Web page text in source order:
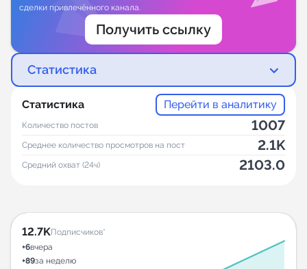
сделки привлечённого канала.
Получить ссылку
Статистика
Статистика Перейти в аналитику
Количество постов 1007
Среднее количество просмотров на пост 2.1K
Средний охват (24ч) 2103.0
12.7KПодписчиков*
+6вчера
+89за неделю